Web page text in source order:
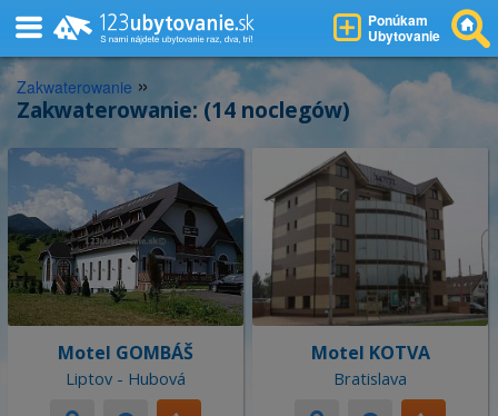
Ponúkam
Ubytovanie
Zakwaterowanie »
Zakwaterowanie: (14 noclegów)
Motel GOMBÁŠ
Liptov - Hubová
Motel KOTVA
Bratislava